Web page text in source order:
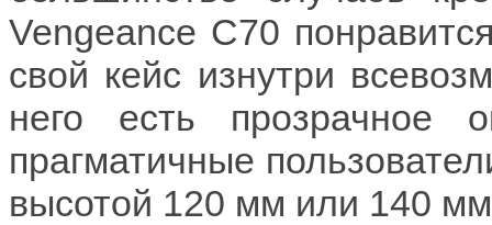
Vengeance С70
свой кейс изнутри
него есть прозрачное
прагматичные
высотой 120 мм или 140